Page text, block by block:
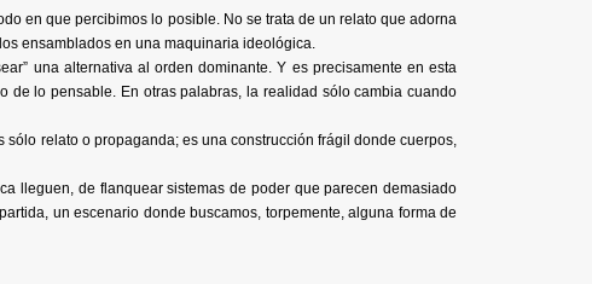
en que percibimos lo posible. No se trata de un relato que adorna
ensamblados en una maquinaria ideológica.
una alternativa al orden dominante. Y es precisamente en esta
de lo pensable. En otras palabras, la realidad sólo cambia cuando
relato o propaganda; es una construcción frágil donde cuerpos,
lleguen, de flanquear sistemas de poder que parecen demasiado
un escenario donde buscamos, torpemente, alguna forma de